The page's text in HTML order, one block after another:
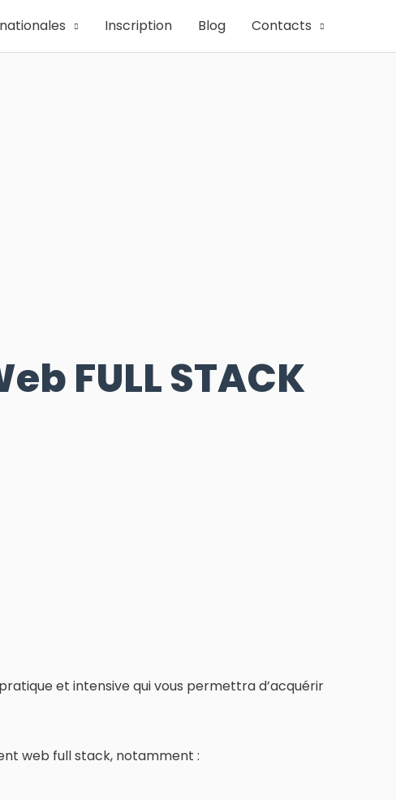
Inscription Blog Contacts
FULL STACK
et intensive qui vous permettra d’acquérir
web full stack, notamment :